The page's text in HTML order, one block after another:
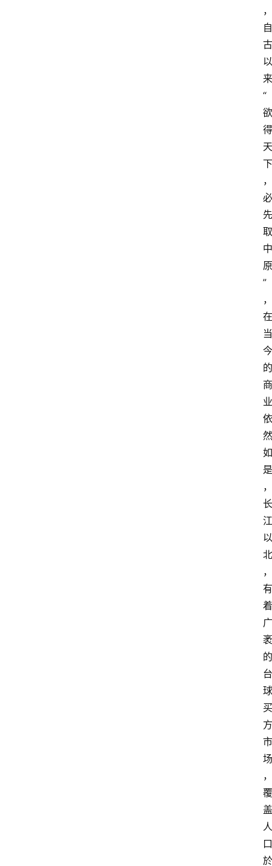
，
自
古
以
来
“
欲
得
天
下
，
必
先
取
中
原
”
，
在
当
今
的
商
业
依
然
如
是
，
长
江
以
北
，
有
着
广
袤
的
台
球
买
方
市
场
，
覆
盖
人
口
於